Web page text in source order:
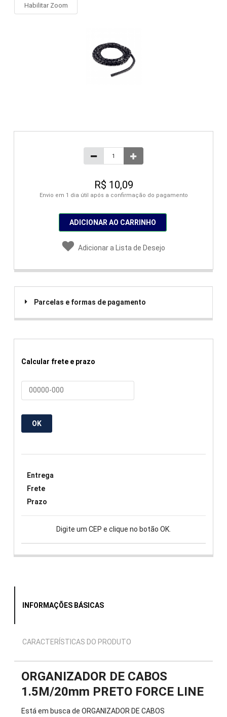
Habilitar Zoom
R$ 10,09
Envio em 1 dia útil após a confirmação do pagamento
ADICIONAR AO CARRINHO
Adicionar a Lista de Desejo
Parcelas e formas de pagamento
Calcular frete e prazo
OK
Entrega
Frete
Prazo
Digite um CEP e clique no botão OK.
INFORMAÇÕES BÁSICAS
CARACTERÍSTICAS DO PRODUTO
ORGANIZADOR DE CABOS
1.5M/20mm PRETO FORCE LINE
Está em busca de ORGANIZADOR DE CABOS